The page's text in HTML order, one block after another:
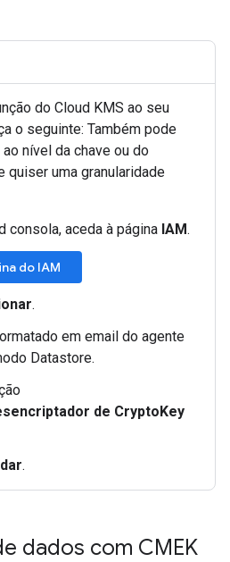
do Cloud KMS ao seu
o seguinte: Também pode
nível da chave ou do
quiser uma granularidade
consola, aceda à página IAM.
do IAM
.
em email do agente
Datastore.
de CryptoKey
.
dados com CMEK